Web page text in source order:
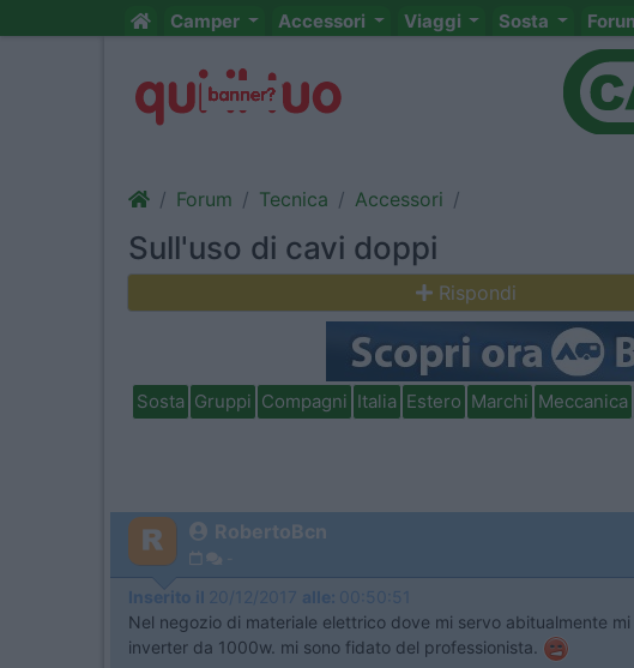
Camper Accessori Viaggi Sosta
Forum Tecnica Accessori
Sull'uso di cavi doppi
Rispondi
Sosta Gruppi Compagni Italia Estero Marchi Meccanica
RobertoBcn
Inserito il 20/12/2017 alle: 00:50:51
Nel negozio di materiale elettrico dove mi servo abitualmente
inverter da 1000w. mi sono fidato del professionista.